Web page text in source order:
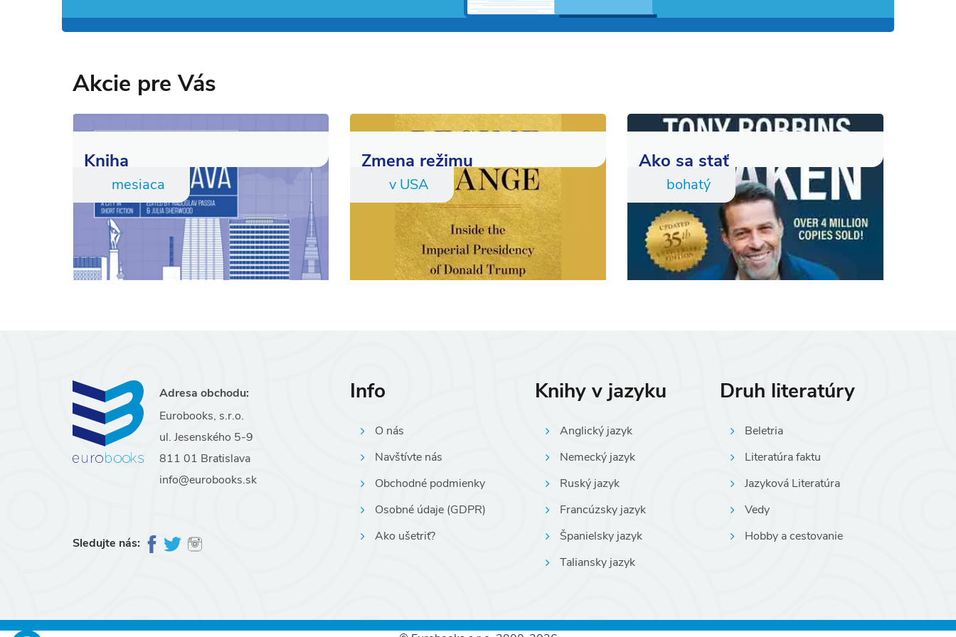
Akcie pre Vás
Kniha
mesiaca
Zmena režimu
v USA
Ako sa stať
bohatý
Adresa obchodu:
Eurobooks, s.r.o.
ul. Jesenského 5-9
811 01 Bratislava
info@eurobooks.sk
Sledujte nás:
Info
O nás
Navštívte nás
Obchodné podmienky
Osobné údaje (GDPR)
Ako ušetriť?
Knihy v jazyku
Anglický jazyk
Nemecký jazyk
Ruský jazyk
Francúzsky jazyk
Španielsky jazyk
Taliansky jazyk
Druh literatúry
Beletria
Literatúra faktu
Jazyková Literatúra
Vedy
Hobby a cestovanie